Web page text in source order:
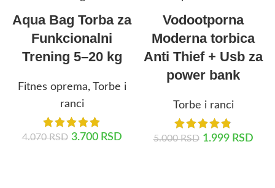
Aqua Bag Torba za
Funkcionalni
Trening 5–20 kg
Fitnes oprema,
Torbe i
ranci
4.070RSD 3.700 RSD
Vodootporna
Moderna torbica
Anti Thief + Usb za
power bank
Torbe i ranci
5.000RSD 1.999 RSD